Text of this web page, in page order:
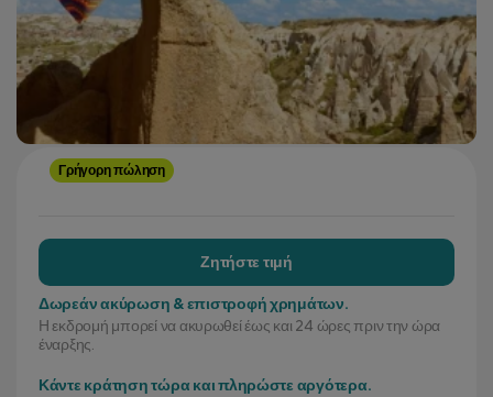
Γρήγορη πώληση
Ζητήστε τιμή
Δωρεάν ακύρωση & επιστροφή χρημάτων.
Η εκδρομή μπορεί να ακυρωθεί έως και 24 ώρες πριν την ώρα
έναρξης.
Κάντε κράτηση τώρα και πληρώστε αργότερα.